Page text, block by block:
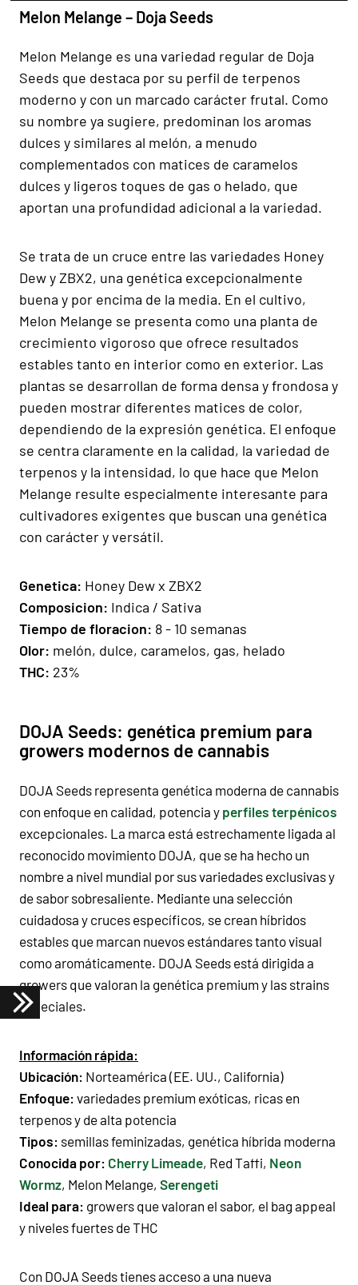
Melon Melange – Doja Seeds
Melon Melange es una variedad regular de Doja
Seeds que destaca por su perfil de terpenos
moderno y con un marcado carácter frutal. Como
su nombre ya sugiere, predominan los aromas
dulces y similares al melón, a menudo
complementados con matices de caramelos
dulces y ligeros toques de gas o helado, que
aportan una profundidad adicional a la variedad.
Se trata de un cruce entre las variedades Honey
Dew y ZBX2, una genética excepcionalmente
buena y por encima de la media. En el cultivo,
Melon Melange se presenta como una planta de
crecimiento vigoroso que ofrece resultados
estables tanto en interior como en exterior. Las
plantas se desarrollan de forma densa y frondosa y
pueden mostrar diferentes matices de color,
dependiendo de la expresión genética. El enfoque
se centra claramente en la calidad, la variedad de
terpenos y la intensidad, lo que hace que Melon
Melange resulte especialmente interesante para
cultivadores exigentes que buscan una genética
con carácter y versátil.
Genetica: Honey Dew x ZBX2
Composicion: Indica / Sativa
Tiempo de floracion: 8 - 10 semanas
Olor: melón, dulce, caramelos, gas, helado
THC: 23%
DOJA Seeds: genética premium para
growers modernos de cannabis
DOJA Seeds representa genética moderna de cannabis
con enfoque en calidad, potencia y perfiles terpénicos
excepcionales. La marca está estrechamente ligada al
reconocido movimiento DOJA, que se ha hecho un
nombre a nivel mundial por sus variedades exclusivas y
de sabor sobresaliente. Mediante una selección
cuidadosa y cruces específicos, se crean híbridos
estables que marcan nuevos estándares tanto visual
como aromáticamente. DOJA Seeds está dirigida a
growers que valoran la genética premium y las strains
especiales.
Información rápida:
Ubicación: Norteamérica (EE. UU., California)
Enfoque: variedades premium exóticas, ricas en
terpenos y de alta potencia
Tipos: semillas feminizadas, genética híbrida moderna
Conocida por: Cherry Limeade, Red Taffi, Neon
Wormz, Melon Melange, Serengeti
Ideal para: growers que valoran el sabor, el bag appeal
y niveles fuertes de THC
Con DOJA Seeds tienes acceso a una nueva